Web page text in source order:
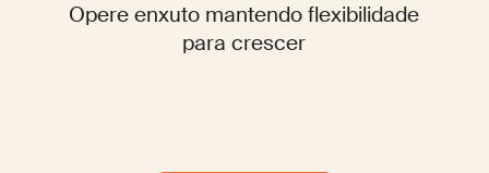
Opere enxuto mantendo flexibilidade
para crescer